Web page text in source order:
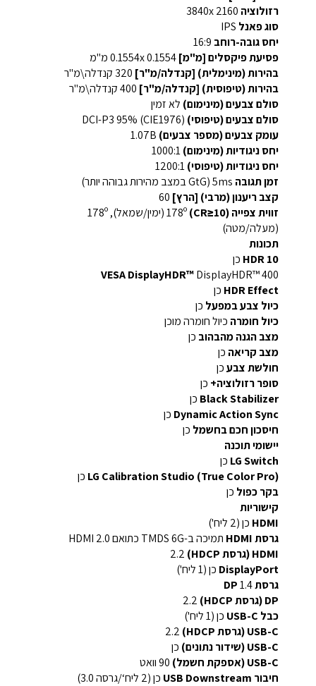
רזולוציה
סוג פאנל
יחס גובה-רוחב
פסיעת פיקסלים [מ"מ]
בהירות (מינימלית) [קנדלה/מ"ר]
בהירות (טיפוסית) [קנדלה/מ"ר]
סולם צבעים (מינימום) לא זמין
סולם צבעים (טיפוסי)
עומק צבעים (מספר צבעים)
יחס ניגודיות (מינימום)
יחס ניגודיות (טיפוסי)
זמן תגובה
קצב ריענון (מרבי) [הרץ]
זווית צפייה (CR≥10)
178º (ימין/שמאל), 178º
(מעלה/מטה)
תכונות
HDR 10 כן
VESA DisplayHDR™DisplayHDR™ 400
HDR Effect כן
כיול צבע במפעל כן
כיול חומרה כיול חומרה מוכן
מצב הגנה מהבהוב כן
מצב קריאה כן
חולשת צבעכן
סופר רזולוציה+ כן
Black Stabilizer כן
Dynamic Action Sync כן
חיסכון חכם בחשמל כן
יישומי תוכנה
LG Switch כן
LG Calibration Studio (True Color Pro) כן
בקר כפול כן
קישוריות
HDMI כן (2 ליח')
גרסת HDMI
תמיכה ב-TMDS 6G כתואם HDMI 2.0
HDMI (גרסת HDCP)
DisplayPort כן (1 ליח')
גרסת DP1.4
DP (גרסת HDCP)
כבל USB-C
כן (1 ליח')
USB-C (גרסת HDCP)
USB-C (שידור נתונים)
כן
USB-C (אספקת חשמל)
חיבור USB Downstream
כן (2 ליח‘/גרסה 3.0)